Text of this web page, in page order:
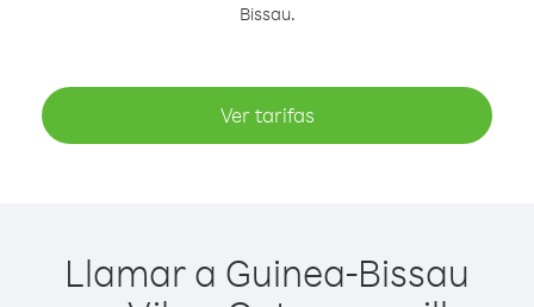
Bissau.
Ver tarifas
Llamar a Guinea-Bissau